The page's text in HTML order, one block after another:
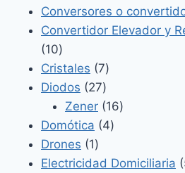
productos
Conversores o
Convertidor Elevador y
1010
productos
Cristales 77
productos
Diodos 2727
productos
Zener 1616
Domótica 44
Drones 11
producto
Electricidad Domiciliaria